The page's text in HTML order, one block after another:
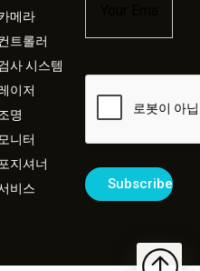
메라
트롤러
사 시스템
이저
명
모니터
포지셔너
비스